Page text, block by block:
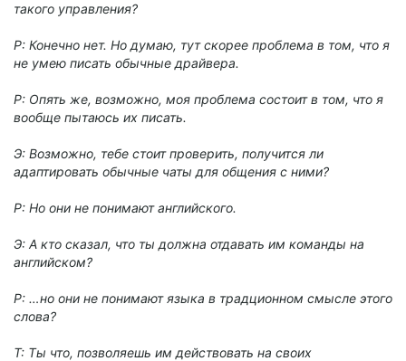
такого управления?
Р: Конечно нет. Но думаю, тут скорее проблема в том, что я
не умею писать обычные драйвера.
Р: Опять же, возможно, моя проблема состоит в том, что я
вообще пытаюсь их писать.
Э: Возможно, тебе стоит проверить, получится ли
адаптировать обычные чаты для общения с ними?
Р: Но они не понимают английского.
Э: А кто сказал, что ты должна отдавать им команды на
английском?
Р: …но они не понимают языка в традционном смысле этого
слова?
Т: Ты что, позволяешь им действовать на своих